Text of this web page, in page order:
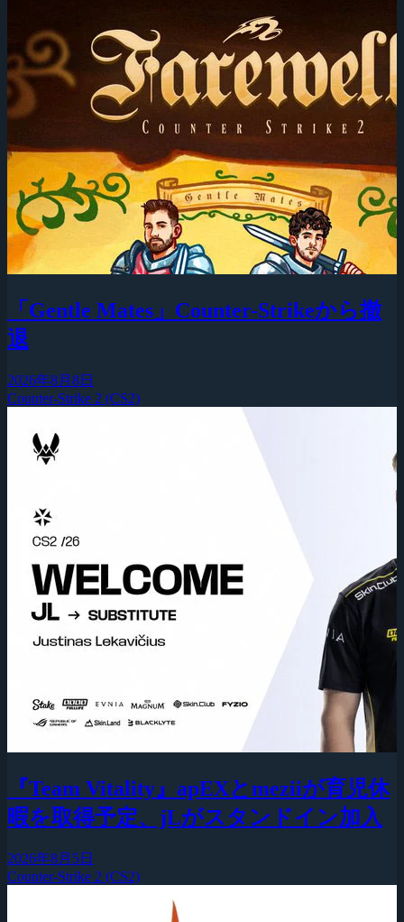
「Gentle Mates」Counter-Strikeから撤
退
2026年8月8日
Counter-Strike 2 (CS2)
『Team Vitality』apEXとmeziiが育児休
暇を取得予定、jLがスタンドイン加入
2026年8月5日
Counter-Strike 2 (CS2)